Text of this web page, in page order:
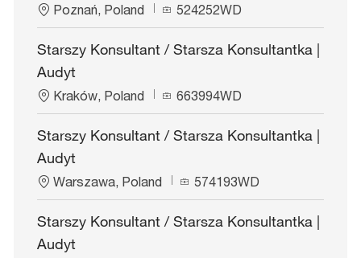
L
o
c
a
t
o
Poznań, Poland
J
o
I
524252WD
Starszy Konsultant / Starsza Konsultantka |
Audyt
L
o
c
a
t
o
Kraków, Poland
J
o
I
663994WD
Starszy Konsultant / Starsza Konsultantka |
Audyt
L
o
c
a
t
Warszawa, Poland
J
o
b
I
574193WD
Starszy Konsultant / Starsza Konsultantka |
Audyt